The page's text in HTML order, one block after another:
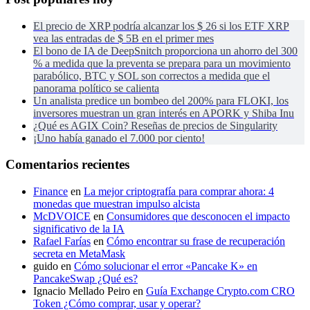
El precio de XRP podría alcanzar los $ 26 si los ETF XRP
vea las entradas de $ 5B en el primer mes
El bono de IA de DeepSnitch proporciona un ahorro del 300
% a medida que la preventa se prepara para un movimiento
parabólico, BTC y SOL son correctos a medida que el
panorama político se calienta
Un analista predice un bombeo del 200% para FLOKI, los
inversores muestran un gran interés en APORK y Shiba Inu
¿Qué es AGIX Coin? Reseñas de precios de Singularity
¡Uno había ganado el 7.000 por ciento!
Comentarios recientes
Finance en La mejor criptografía para comprar ahora: 4
monedas que muestran impulso alcista
McDVOICE en Consumidores que desconocen el impacto
significativo de la IA
Rafael Farías en Cómo encontrar su frase de recuperación
secreta en MetaMask
guido en Cómo solucionar el error «Pancake K» en
PancakeSwap ¿Qué es?
Ignacio Mellado Peiro en Guía Exchange Crypto.com CRO
Token ¿Cómo comprar, usar y operar?